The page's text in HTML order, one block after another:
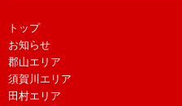
トップ
お知らせ
郡山エリア
須賀川エリア
田村エリア